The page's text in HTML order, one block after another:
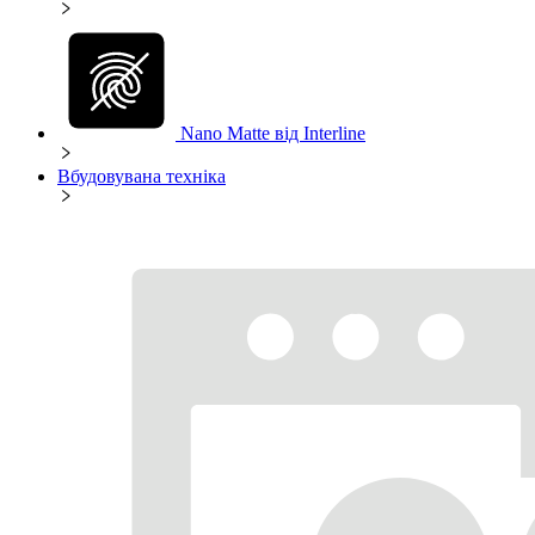
Nano Matte від Interline
Вбудовувана техніка